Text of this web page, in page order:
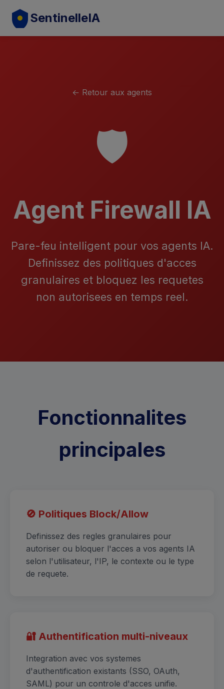
SentinelleIA
← Retour aux agents
🛡️
Agent Firewall IA
Pare-feu intelligent pour vos agents IA.
Definissez des politiques d'acces
granulaires et bloquez les requetes
non autorisees en temps reel.
Fonctionnalites
principales
🚫 Politiques Block/Allow
Definissez des regles granulaires pour
autoriser ou bloquer l'acces a vos agents IA
selon l'utilisateur, l'IP, le contexte ou le type
de requete.
🔐 Authentification multi-niveaux
Integration avec vos systemes
d'authentification existants (SSO, OAuth,
SAML) pour un controle d'acces unifie.